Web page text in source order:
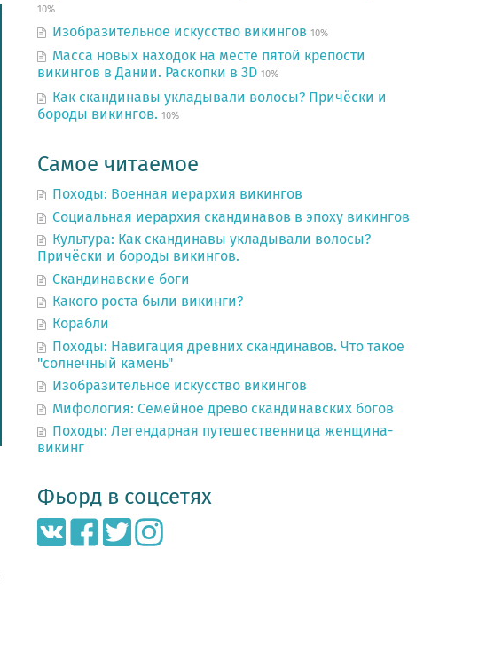
10%
Изобразительное искусство викингов 10%
Масса новых находок на месте пятой крепости
викингов в Дании. Раскопки в 3D 10%
Как скандинавы укладывали волосы? Причёски и
бороды викингов. 10%
Самое читаемое
Походы: Военная иерархия викингов
Социальная иерархия скандинавов в эпоху викингов
Культура: Как скандинавы укладывали волосы?
Причёски и бороды викингов.
Скандинавские боги
Какого роста были викинги?
Корабли
Походы: Навигация древних скандинавов. Что такое
"солнечный камень"
Изобразительное искусство викингов
Мифология: Семейное древо скандинавских богов
Походы: Легендарная путешественница женщина-
викинг
Фьорд в соцсетях